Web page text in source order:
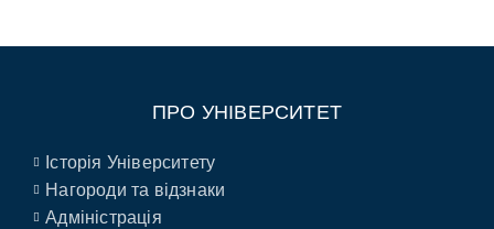
ПРО УНІВЕРСИТЕТ
Історія Університету
Нагороди та відзнаки
Адміністрація